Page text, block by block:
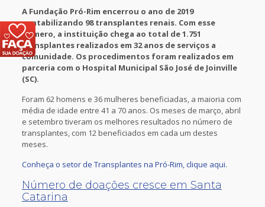
A Fundação Pró-Rim encerrou o ano de 2019
contabilizando 98 transplantes renais. Com esse
número, a instituição chega ao total de 1.751
transplantes realizados em 32 anos de serviços a
comunidade. Os procedimentos foram realizados em
parceria com o Hospital Municipal São José de Joinville
(SC).
Foram 62 homens e 36 mulheres beneficiadas, a maioria com
média de idade entre 41 a 70 anos. Os meses de março, abril
e setembro tiveram os melhores resultados no número de
transplantes, com 12 beneficiados em cada um destes
meses.
Conheça o setor de Transplantes na Pró-Rim, clique aqui.
Número de doações cresce em Santa
Catarina